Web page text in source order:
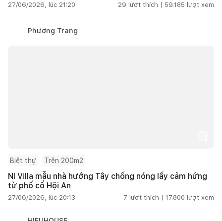
27/06/2026, lúc 21:20 29 lượt thích | 59.185 lượt xem
Phương Trang
Biệt thự Trên 200m2
NI Villa mẫu nhà hướng Tây chống nóng lấy cảm hứng
từ phố cổ Hội An
27/06/2026, lúc 20:13 7 lượt thích | 17.800 lượt xem